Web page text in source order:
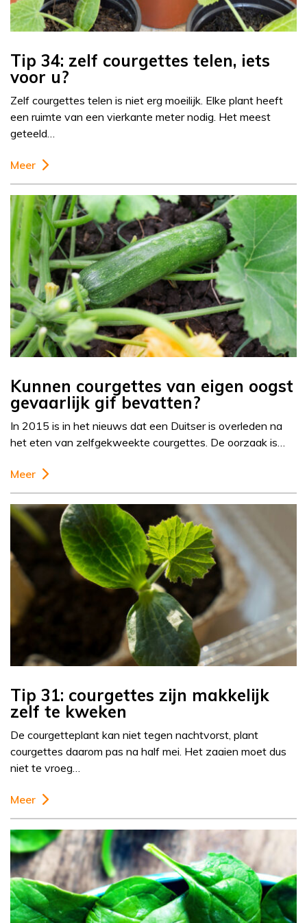
Tip 34: zelf courgettes telen, iets
voor u?
Zelf courgettes telen is niet erg moeilijk. Elke plant heeft
een ruimte van een vierkante meter nodig. Het meest
geteeld…
Meer
Kunnen courgettes van eigen oogst
gevaarlijk gif bevatten?
In 2015 is in het nieuws dat een Duitser is overleden na
het eten van zelfgekweekte courgettes. De oorzaak is…
Meer
Tip 31: courgettes zijn makkelijk
zelf te kweken
De courgetteplant kan niet tegen nachtvorst, plant
courgettes daarom pas na half mei. Het zaaien moet dus
niet te vroeg…
Meer